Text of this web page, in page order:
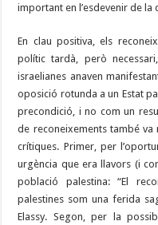
important en l’esdevenir de la
En clau positiva, els
polític tardà, però
israelianes anaven
oposició rotunda a un Estat
precondició, i no com un
de reconeixements també
crítiques. Primer, per
urgència que era llavors (i
població palestina: “El
palestines som una ferida
Elassy. Segon, per la